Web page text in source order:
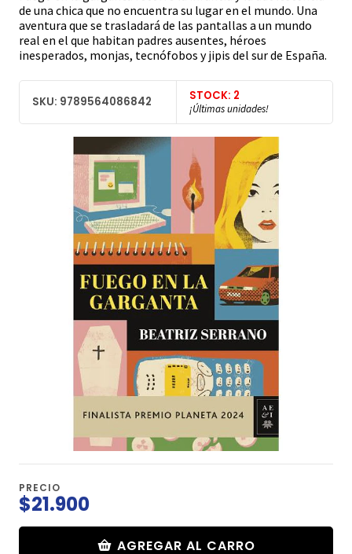
de una chica que no encuentra su lugar en el mundo. Una
aventura que se trasladará de las pantallas a un mundo
real en el que habitan padres ausentes, héroes
inesperados, monjas, tecnófobos y jipis del sur de España.
SKU: 9789564086842 STOCK: 2
¡Últimas unidades!
PRECIO
$21.900
AGREGAR AL CARRO